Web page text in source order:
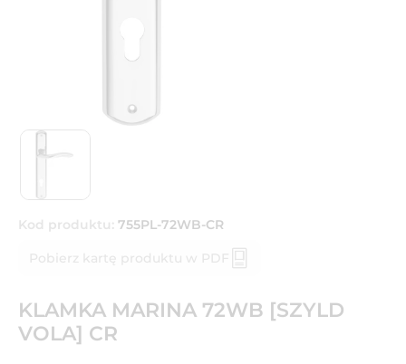
Kod produktu: 755PL-72WB-CR
Pobierz kartę produktu w PDF
KLAMKA MARINA 72WB [SZYLD
VOLA] CR